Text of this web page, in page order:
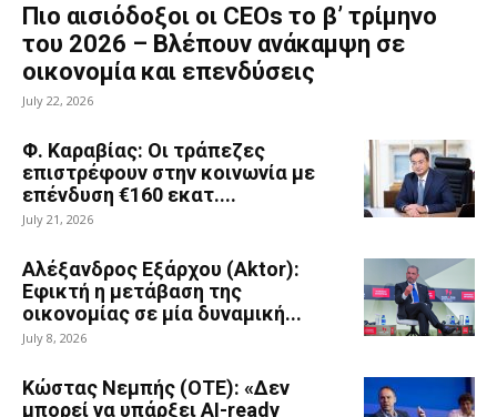
Πιο αισιόδοξοι οι CEOs το β’ τρίμηνο
του 2026 – Βλέπουν ανάκαμψη σε
οικονομία και επενδύσεις
July 22, 2026
Φ. Καραβίας: Οι τράπεζες
επιστρέφουν στην κοινωνία με
επένδυση €160 εκατ....
July 21, 2026
Αλέξανδρος Εξάρχου (Aktor):
Εφικτή η μετάβαση της
οικονομίας σε μία δυναμική...
July 8, 2026
Κώστας Νεμπής (ΟΤΕ): «Δεν
μπορεί να υπάρξει AI-ready